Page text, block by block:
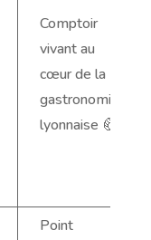
Comptoir
vivant au
cœur de la
gastronomie
lyonnaise 🥐
Point